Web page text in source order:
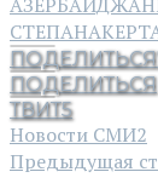
ПОДЕЛИТЬСЯ
ПОДЕЛИТЬСЯ
ТВИТ5
Новости СМИ2
Предыдущая